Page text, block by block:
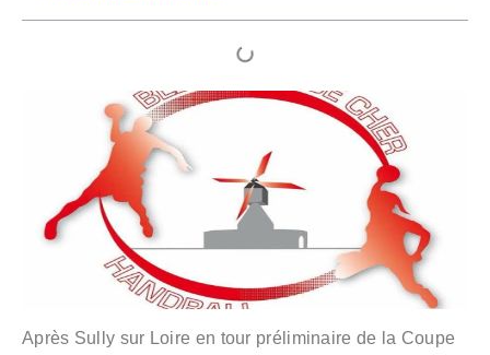
Après Sully sur Loire en tour préliminaire de la Coupe